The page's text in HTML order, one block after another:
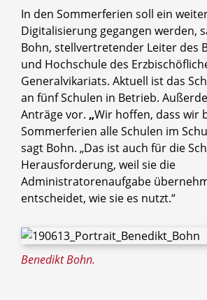
Benedikt Bohn.
In den Sommerferien soll ein
Digitalisierung gegangen werden,
Bohn, stellvertretender Leiter des
und Hochschule des
Generalvikariats. Aktuell ist das
an fünf Schulen in Betrieb.
Anträge vor. „Wir hoffen, dass wir
Sommerferien alle Schulen im
sagt Bohn. „Das ist auch für die
Herausforderung, weil sie die
Administratorenaufgabe
entscheidet, wie sie es nutzt.“